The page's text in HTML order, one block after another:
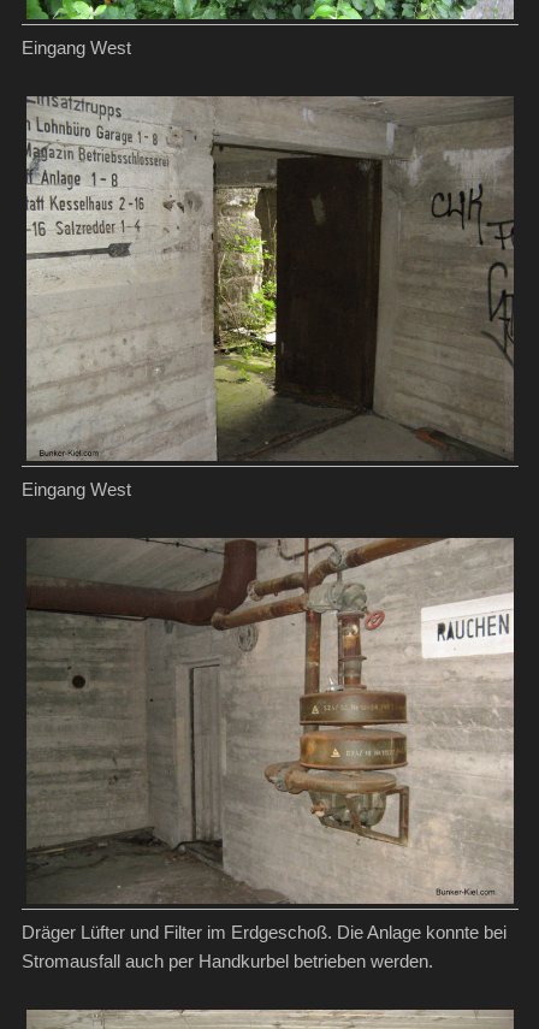
Eingang West
Eingang West
Dräger Lüfter und Filter im Erdgeschoß. Die Anlage konnte bei
Stromausfall auch per Handkurbel betrieben werden.